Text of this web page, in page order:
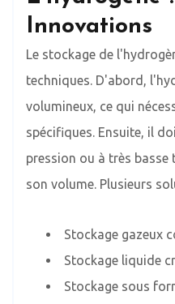
Innovations
Le stockage de
techniques. D'abord,
volumineux, ce qui
spécifiques. Ensuite, il
pression ou à très
son volume. Plusieurs
Stockage gazeux
Stockage liquide
Stockage sous